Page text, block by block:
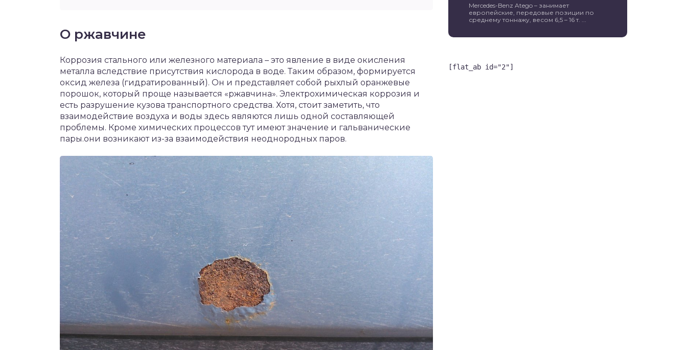
О ржавчине
Коррозия стального или железного материала – это явление в виде окисления
металла вследствие присутствия кислорода в воде. Таким образом, формируется
оксид железа (гидратированный). Он и представляет собой рыхлый оранжевые
порошок, который проще называется «ржавчина». Электрохимическая коррозия и
есть разрушение кузова транспортного средства. Хотя, стоит заметить, что
взаимодействие воздуха и воды здесь являются лишь одной составляющей
проблемы. Кроме химических процессов тут имеют значение и гальванические
пары.они возникают из-за взаимодействия неоднородных паров.
Mercedes-Benz Atego – занимает
европейские, передовые позиции по
среднему тоннажу, весом 6,5 – 16 т. ...
[flat_ab id="2"]